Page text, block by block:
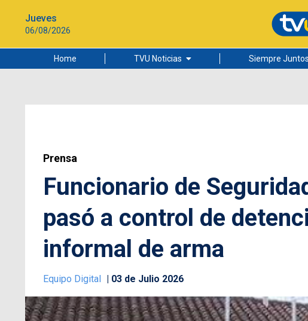
Jueves
06/08/2026
Home TVU Noticias
Ciudad
Siempre Juntos
Prensa
Funcionario de
pasó a control de
informal de arma
Equipo Digital 03 de Julio 2026